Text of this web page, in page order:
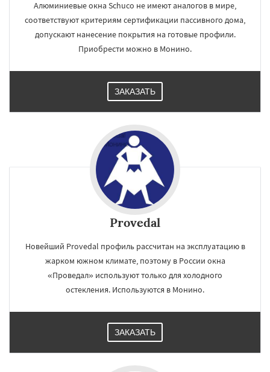
Алюминиевые окна Schuco не имеют аналогов в мире,
соответствуют критериям сертификации пассивного дома,
допускают нанесение покрытия на готовые профили.
Приобрести можно в Монино.
ЗАКАЗАТЬ
Provedal
Новейший Provedal профиль рассчитан на эксплуатацию в
жарком южном климате, поэтому в России окна
«Проведал» используют только для холодного
остекления. Используются в Монино.
ЗАКАЗАТЬ